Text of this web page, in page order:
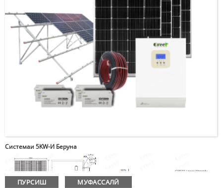
00:00
Системаи 5KW-И Беруна
ПУРСИШ МУФАССАЛӢ
Фиристодан